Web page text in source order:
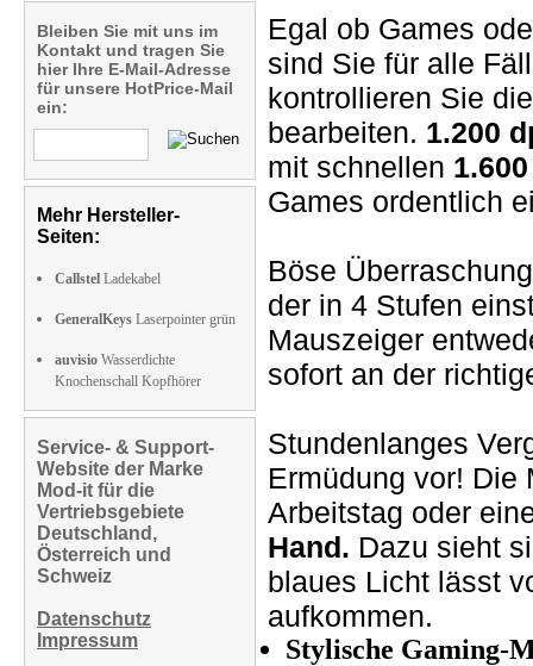
Bleiben Sie mit uns im
Kontakt und tragen Sie
hier Ihre E-Mail-Adresse
für unsere HotPrice-Mail
ein:
Mehr Hersteller-
Seiten:
Callstel Ladekabel
GeneralKeys Laserpointer grün
auvisio Wasserdichte
Knochenschall Kopfhörer
Service- & Support-
Website der Marke
Mod-it für die
Vertriebsgebiete
Deutschland,
Österreich und
Schweiz
Datenschutz
Impressum
Egal ob Games
sind Sie für alle
kontrollieren Sie
bearbeiten. 1.200
mit schnellen
Games ordentlich
Böse
der in 4 Stufen
Mauszeiger
sofort an der
Stundenlanges
Ermüdung vor! Die
Arbeitstag oder
Hand. Dazu sieht
blaues Licht lässt
aufkommen.
Stylische Gaming-